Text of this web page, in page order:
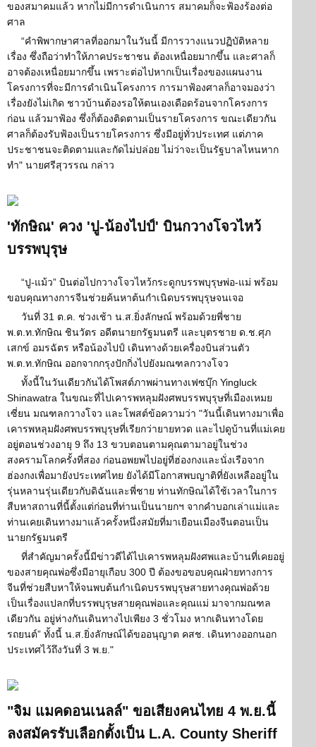
ของสมาคมแล้ว หากไม่มีการดำเนินการ สมาคมก็จะฟ้องร้องต่อ
ศาล
“คำพิพากษาศาลที่ออกมาในวันนี้ มีการวางแนวปฏิบัติหลาย
เรื่อง ซึ่งถือว่าทำให้ภาคประชาชน ต้องเหนื่อยมากขึ้น และศาลก็
อาจต้องเหนื่อยมากขึ้น เพราะต่อไปหากเป็นเรื่องของแผนงาน
โครงการที่จะมีการดำเนินโครงการ การมาฟ้องศาลก็อาจมองว่า
เรื่องยังไม่เกิด ชาวบ้านต้องรอให้ตนเองเดือดร้อนจากโครงการ
ก่อน แล้วมาฟ้อง ซึ่งก็ต้องติดตามเป็นรายโครงการ ขณะเดียวกัน
ศาลก็ต้องรับฟ้องเป็นรายโครงการ ซึ่งมีอยู่ทั่วประเทศ แต่ภาค
ประชาชนจะติดตามและกัดไม่ปล่อย ไม่ว่าจะเป็นรัฐบาลไหนหาก
ทำ" นายศรีสุวรรณ กล่าว
'ทักษิณ' ควง 'ปู-น้องไปป์' บินกวางโจวไหว้
บรรพบุรุษ
“ปู-แม้ว” บินต่อไปกวางโจวไหว้กระดูกบรรพบุรุษพ่อ-แม่ พร้อม
ขอบคุณทางการจีนช่วยค้นหาต้นกำเนิดบรรพบุรุษจนเจอ
วันที่ 31 ต.ค. ช่วงเช้า น.ส.ยิ่งลักษณ์ พร้อมด้วยพี่ชาย
พ.ต.ท.ทักษิณ ชินวัตร อดีตนายกรัฐมนตรี และบุตรชาย ด.ช.ศุภ
เสกข์ อมรฉัตร หรือน้องไปป์ เดินทางด้วยเครื่องบินส่วนตัว
พ.ต.ท.ทักษิณ ออกจากกรุงปักกิ่งไปยังมณฑลกวางโจว
ทั้งนี้ในวันเดียวกันได้โพสต์ภาพผ่านทางเฟซบุ๊ก Yingluck
Shinawatra ในขณะที่ไปเคารพหลุมฝังศพบรรพบุรุษที่เมืองเหมย
เซี่ยน มณฑลกวางโจว และโพสต์ข้อความว่า "วันนี้เดินทางมาเพื่อ
เคารพหลุมฝังศพบรรพบุรุษที่เรียกว่ายายทวด และไปดูบ้านที่แม่เคย
อยู่ตอนช่วงอายุ 9 ถึง 13 ขวบตอนตามคุณตามาอยู่ในช่วง
สงครามโลกครั้งที่สอง ก่อนอพยพไปอยู่ที่ฮ่องกงและนั่งเรือจาก
ฮ่องกงเพื่อมายังประเทศไทย ยังได้มีโอกาสพบญาติที่ยังเหลืออยู่ใน
รุ่นหลานรุ่นเดียวกับดิฉันและพี่ชาย ท่านทักษิณได้ใช้เวลาในการ
สืบหาสถานที่นี้ตั้งแต่ก่อนที่ท่านเป็นนายกฯ จากคำบอกเล่าแม่และ
ท่านเคยเดินทางมาแล้วครั้งหนึ่งสมัยที่มาเยือนเมืองจีนตอนเป็น
นายกรัฐมนตรี
ที่สำคัญมาครั้งนี้มีข่าวดีได้ไปเคารพหลุมฝังศพและบ้านที่เคยอยู่
ของสายคุณพ่อซึ่งมีอายุเกือบ 300 ปี ต้องขอขอบคุณฝ่ายทางการ
จีนที่ช่วยสืบหาให้จนพบต้นกำเนิดบรรพบุรุษสายทางคุณพ่อด้วย
เป็นเรื่องแปลกที่บรรพบุรุษสายคุณพ่อและคุณแม่ มาจากมณฑล
เดียวกัน อยู่ห่างกันเดินทางไปเพียง 3 ชั่วโมง หากเดินทางโดย
รถยนต์” ทั้งนี้ น.ส.ยิ่งลักษณ์ได้ขออนุญาต คสช. เดินทางออกนอก
ประเทศไว้ถึงวันที่ 3 พ.ย."
"จิม แมคดอนเนลล์" ขอเสียงคนไทย 4 พ.ย.นี้
ลงสมัครรับเลือกตั้งเป็น L.A. County Sheriff